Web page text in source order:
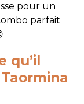
pour un
parfait